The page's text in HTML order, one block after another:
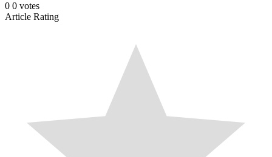
0 0 votes
Article Rating